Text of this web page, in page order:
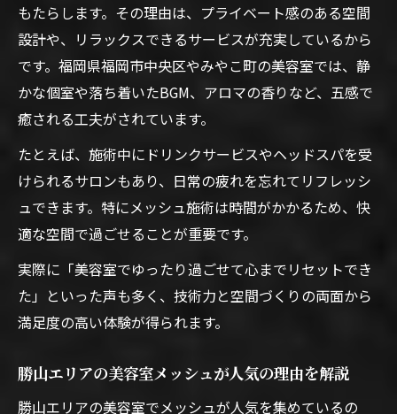
心も髪も癒されるプライベート空間で新発見
美容室メッシュで味わうプライベート癒し
空間の魅力
美容室メッシュが叶える心地よいサロン体
験を解説
みやこ町美容室で発見できる新しいメッシ
ュの楽しみ方
美容室メッシュとプライベート空間の相性
の良さとは
美容室メッシュ施術で心身ともに癒される
理由を紹介
メッシュに挑戦するなら知っておきたいポイン
美容室メッシュで失敗しないための基礎知
もたらします。その理由は、プライベート感のある空間
設計や、リラックスできるサービスが充実しているから
です。福岡県福岡市中央区やみやこ町の美容室では、静
かな個室や落ち着いたBGM、アロマの香りなど、五感で
癒される工夫がされています。
たとえば、施術中にドリンクサービスやヘッドスパを受
けられるサロンもあり、日常の疲れを忘れてリフレッシ
ュできます。特にメッシュ施術は時間がかかるため、快
適な空間で過ごせることが重要です。
実際に「美容室でゆったり過ごせて心までリセットでき
た」といった声も多く、技術力と空間づくりの両面から
満足度の高い体験が得られます。
勝山エリアの美容室メッシュが人気の理由を解説
勝山エリアの美容室でメッシュが人気を集めているの